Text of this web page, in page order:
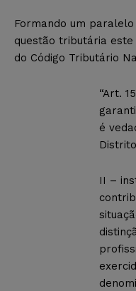
Formando um
questão tributária
do Código Tributário
“Art.
é
II –